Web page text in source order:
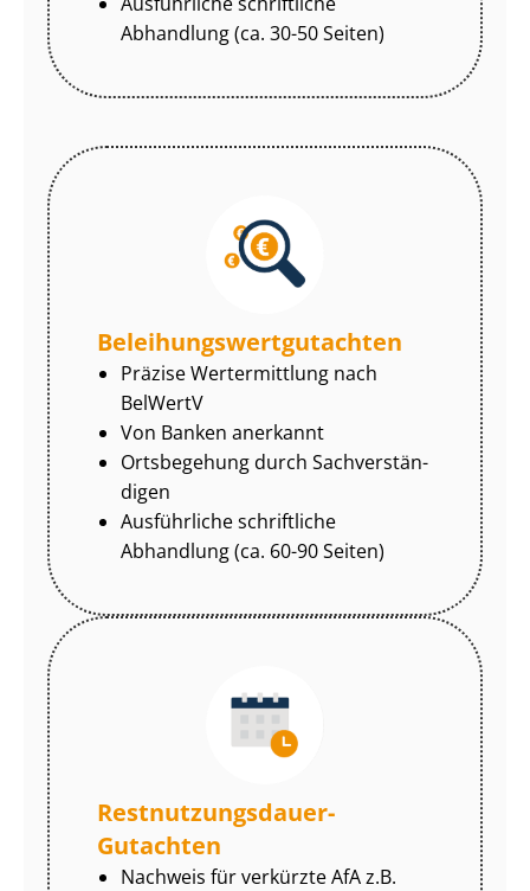
Abhandlung (ca. 30-50 Seiten)
Be­lei­hungs­wert­gut­ach­ten
Präzise Wertermittlung nach
BelWertV
Von Banken anerkannt
Ortsbegehung durch Sach­ver­stän­
di­gen
Ausführliche schriftliche
Abhandlung (ca. 60-90 Seiten)
Rest­nut­zungs­dau­er-
Gutachten
Nachweis für verkürzte AfA z.B.